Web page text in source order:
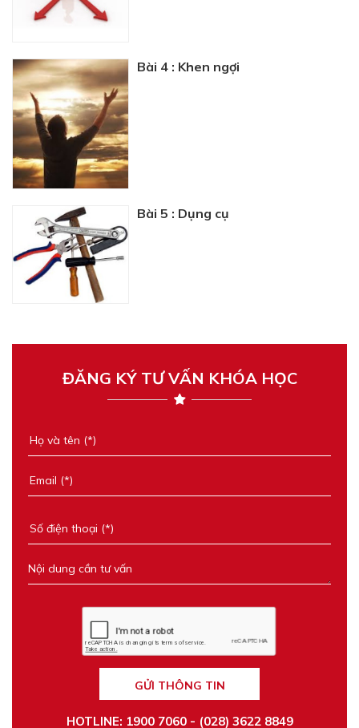
Bài 4 : Khen ngợi
Bài 5 : Dụng cụ
ĐĂNG KÝ TƯ VẤN KHÓA HỌC
GỬI THÔNG TIN
HOTLINE: 1900 7060 - (028) 3622 8849